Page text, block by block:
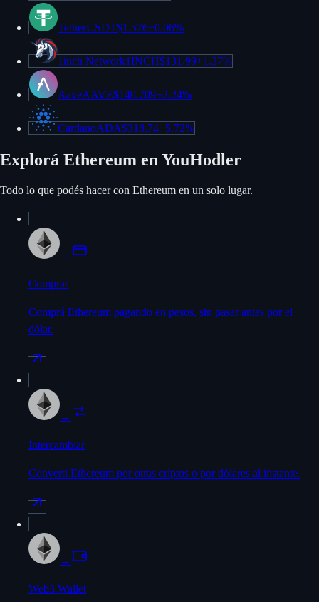
TetherUSDT$1.576−0.06%
1inch Network1INCH$131,99+1.37%
AaveAAVE$140.709−2.24%
CardanoADA$318,74+5.72%
Explorá Ethereum en YouHodler
Todo lo que podés hacer con Ethereum en un solo lugar.
→
Comprar
Comprá Ethereum pagando en pesos, sin pasar antes por el
dólar.
→
Intercambiar
Convertí Ethereum por otras criptos o por dólares al instante.
→
Web3 Wallet